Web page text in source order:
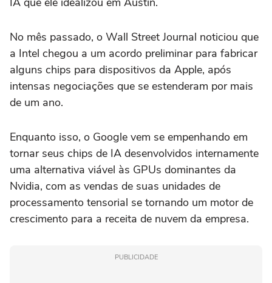
No mês passado, o Wall Street Journal noticiou que
a Intel chegou a um acordo preliminar para fabricar
alguns chips para dispositivos da Apple, após
intensas negociações que se estenderam por mais
de um ano.
Enquanto isso, o Google vem se empenhando em
tornar seus chips de IA desenvolvidos internamente
uma alternativa viável às GPUs dominantes da
Nvidia, com as vendas de suas unidades de
processamento tensorial se tornando um motor de
crescimento para a receita de nuvem da empresa.
PUBLICIDADE